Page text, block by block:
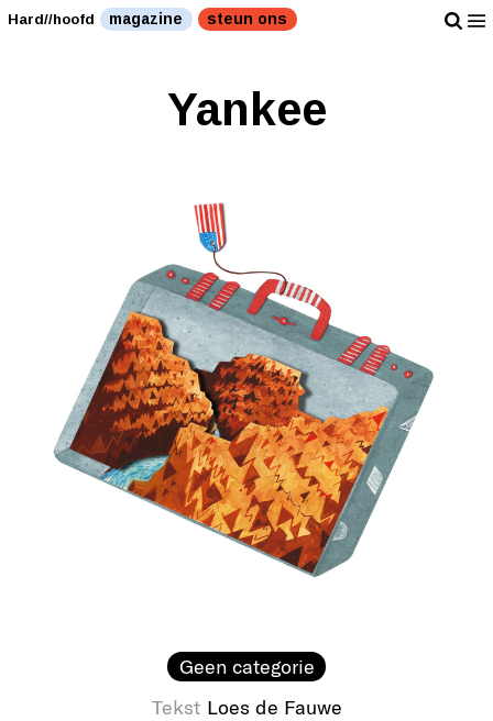
Hard//hoofd magazine steun ons
Yankee
Geen categorie
Tekst Loes de Fauwe